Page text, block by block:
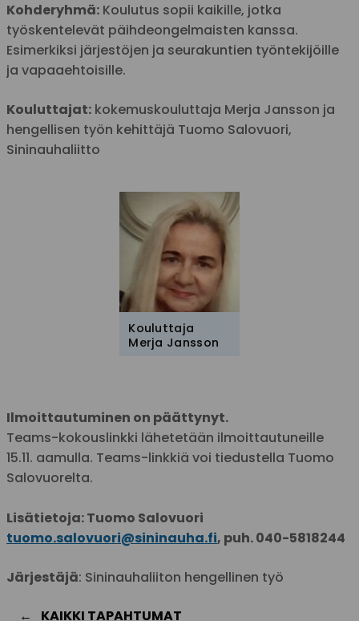
Kohderyhmä: Koulutus sopii kaikille, jotka
työskentelevät päihdeongelmaisten kanssa.
Esimerkiksi järjestöjen ja seurakuntien työntekijöille
ja vapaaehtoisille.
Kouluttajat: kokemuskouluttaja Merja Jansson ja
hengellisen työn kehittäjä Tuomo Salovuori,
Sininauhaliitto
Kouluttaja
Merja Jansson
Ilmoittautuminen on päättynyt.
Teams-kokouslinkki lähetetään ilmoittautuneille
15.11. aamulla. Teams-linkkiä voi tiedustella Tuomo
Salovuorelta.
Lisätietoja: Tuomo Salovuori
tuomo.salovuori@sininauha.fi, puh. 040-5818244
Järjestäjä: Sininauhaliiton hengellinen työ
KAIKKI TAPAHTUMAT